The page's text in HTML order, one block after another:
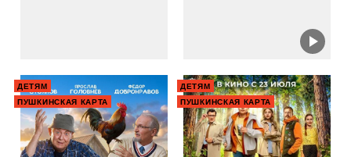
ДЕТЯМ
ПУШКИНСКАЯ КАРТА
ДЕТЯМ
ПУШКИНСКАЯ КАРТА